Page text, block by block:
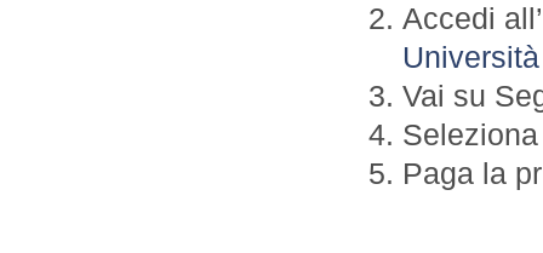
Accedi
Vai su
Paga la